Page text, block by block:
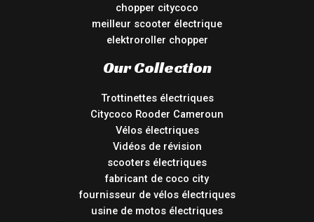
chopper citycoco
meilleur scooter électrique
elektroroller chopper
Our Collection
Trottinettes électriques
Citycoco Rooder Cameroun
Vélos électriques
Vidéos de révision
scooters électriques
fabricant de coco city
fournisseur de vélos électriques
usine de motos électriques